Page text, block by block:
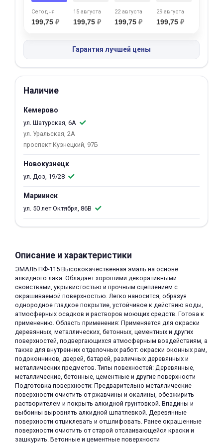
Сегодня
199,75 ₽
15 августа
199,75 ₽
22 августа
199,75 ₽
29 августа
199,75 ₽
Гарантия лучшей цены
Наличие
Кемерово
ул. Шатурская, 6А
ул. Уральская, 2А
проспект Кузнецкий, 97Б
Новокузнецк
ул. Доз, 19/28
Мариинск
ул. 50 лет Октября, 86В
Описание и характеристики
ЭМАЛЬ ПФ-115 Высококачественная эмаль на основе
алкидного лака. Обладает хорошими декоративными
свойствами, укрывистостью и прочным сцеплением с
окрашиваемой поверхностью. Легко наносится, образуя
однородное гладкое покрытие, устойчивое к действию воды,
атмосферных осадков и растворов моющих средств. Готова к
применению. Область применения: Применяется для окраски
деревянных, металлических, бетонных, цементных и других
поверхностей, подвергающихся атмосферным воздействиям, а
также для внутренних отделочных работ: окраски оконных рам,
подоконников, дверей, батарей, различных деревянных и
металлических предметов. Типы повехностей: Деревянные,
металлические, бетонные, цементные и другие поверхности
Подготовка поверхности: Предварительно металлические
поверхности очистить от ржавчины и окалины, обезжирить
растворителем и покрыть алкидной грунтовкой. Впадины и
выбоины выровнять алкидной шпатлевкой. Деревянные
поверхности отциклевать и отшлифовать. Ранее окрашенные
поверхности очистить от старой отслаивающейся краски и
зашкурить. Бетонные и цементные поверхности
об оплате Плайтом
раз в 2 недели
Остались вопросы?
8 800 302-02-51